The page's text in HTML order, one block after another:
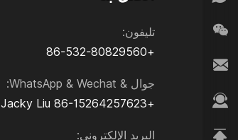
مواد حرارية وعزل أخرى
تليفون:
+86-532-80829560
جوال & WhatsApp & Wechat:
+86-15264257623
Jacky Liu
البريد الإلكتروني: